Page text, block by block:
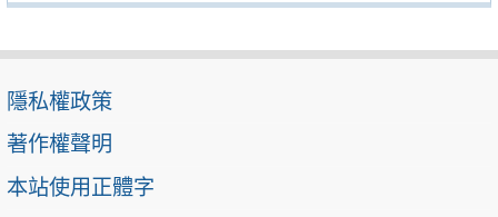
隱私權政策
著作權聲明
本站使用正體字